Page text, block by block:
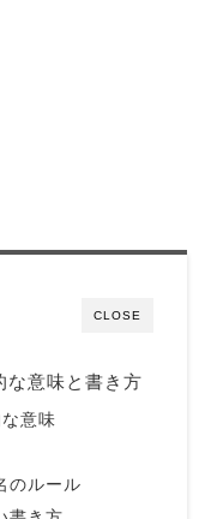
CLOSE
な意味と書き方
意味
のルール